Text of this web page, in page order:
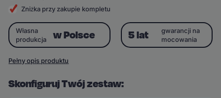
Zniżka przy zakupie kompletu
Skonfiguruj Twój zestaw:
Własna
produkcja
w Polsce 5 lat
gwarancji na
mocowania
Pełny opis produktu